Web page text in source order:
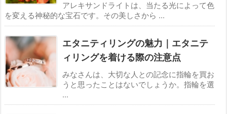
アレキサンドライトは、当たる光によって色
を変える神秘的な宝石です。その美しさから ...
エタニティリングの魅力｜エタニテ
ィリングを着ける際の注意点
みなさんは、大切な人との記念に指輪を買お
うと思ったことはないでしょうか。指輪を選
...